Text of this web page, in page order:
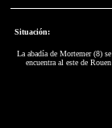
Situación:
La abadía de Mortemer (8) se
encuentra al este de Rouen